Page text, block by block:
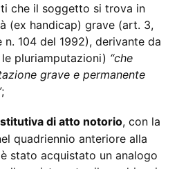
che il soggetto si trova in
(ex handicap) grave (art. 3,
104 del 1992), derivante da
pluriamputazioni) “che
grave e permanente
;
di atto notorio, con la
quadriennio anteriore alla
stato acquistato un analogo